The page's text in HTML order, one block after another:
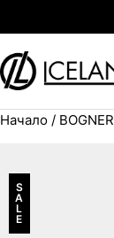
Начало / BOGNER
S
A
L
E